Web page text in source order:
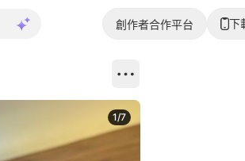
創作者合作平台 下
1/7